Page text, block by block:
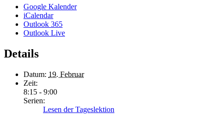
Google Kalender
iCalendar
Outlook 365
Outlook Live
Details
Datum: 19. Februar
Zeit:
8:15 - 9:00
Serien:
Lesen der Tageslektion